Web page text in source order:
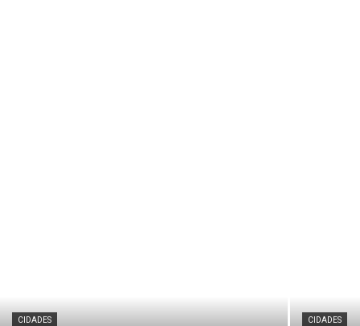
CIDADES CIDADES